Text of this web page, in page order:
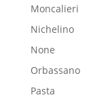
Moncalieri
Nichelino
None
Orbassano
Pasta